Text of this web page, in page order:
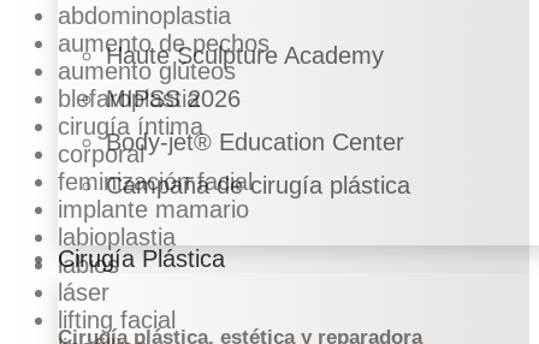
Haute Sculpture Academy
MIPSS 2026
Body-jet® Education Center
Campaña de cirugía plástica
Cirugía Plástica
Cirugía plástica, estética y reparadora
abdominoplastia
aumento de pechos
aumento glúteos
blefaroplastia
cirugía íntima
corporal
feminización facial
implante mamario
labioplastia
labios
láser
lifting facial